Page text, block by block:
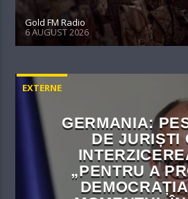
Gold FM Radio
6 AUGUST 2026
EXTERNE
GERMANIA:
DE JURIȘTI
„PENTRU A